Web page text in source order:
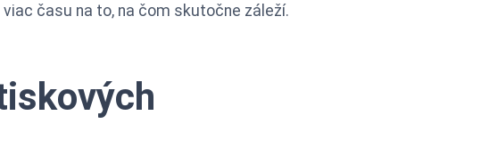
času na to, na čom skutočne záleží.